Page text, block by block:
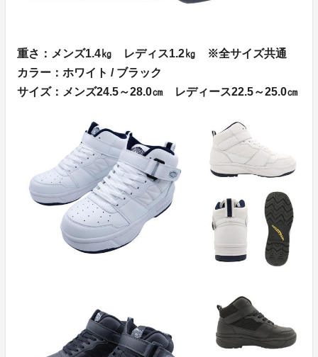
重さ：メンズ1.4㎏ レディス1.2㎏ ※全サイズ共通
カラー：ホワイト / ブラック
サイズ：メンズ24.5～28.0㎝ レディース22.5～25.0㎝